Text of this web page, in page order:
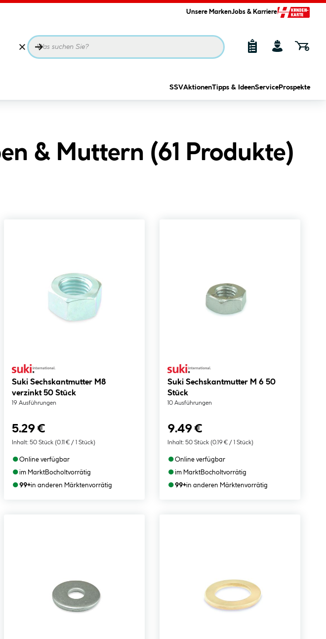
Unsere MarkenJobs & Karriere
SSVAktionenTipps & IdeenService Prospekte
& Muttern (61 Produkte)
Suki Sechskantmutter M8
verzinkt 50 Stück
19 Ausführungen
5.29 €
Inhalt: 50 Stück (0.11 € / 1 Stück)
●Online verfügbar
●im MarktBocholtvorrätig
●99+in anderen Märktenvorrätig
Suki Sechskantmutter M 6 50
Stück
10 Ausführungen
9.49 €
Inhalt: 50 Stück (0.19 € / 1 Stück)
●Online verfügbar
●im MarktBocholtvorrätig
●99+in anderen Märktenvorrätig